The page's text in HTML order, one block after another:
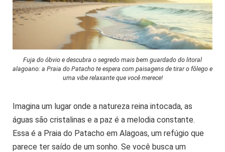
Fuja do óbvio e descubra o segredo mais bem guardado do litoral
alagoano: a Praia do Patacho te espera com paisagens de tirar o fôlego e
uma vibe relaxante que você merece!
Imagina um lugar onde a natureza reina intocada, as
águas são cristalinas e a paz é a melodia constante.
Essa é a Praia do Patacho em Alagoas, um refúgio que
parece ter saído de um sonho. Se você busca um